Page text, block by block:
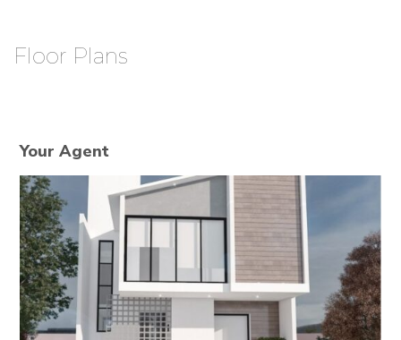
Floor Plans
Your Agent